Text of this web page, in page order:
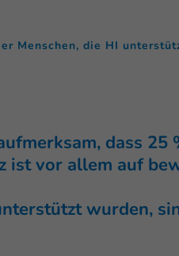
Menschen, die HI
dass 25
ist vor allem auf
wurden,